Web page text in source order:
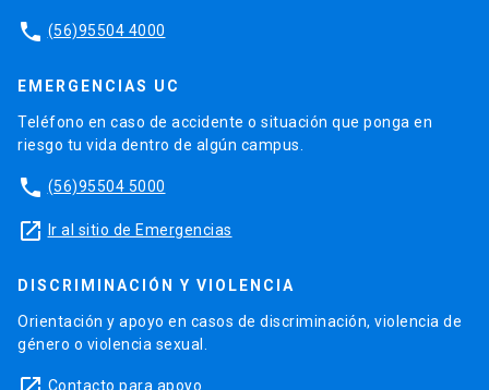
phone (56)95504 4000
EMERGENCIAS UC
Teléfono en caso de accidente o situación que ponga en
riesgo tu vida dentro de algún campus.
phone (56)95504 5000
launch Ir al sitio de Emergencias
DISCRIMINACIÓN Y VIOLENCIA
Orientación y apoyo en casos de discriminación, violencia de
género o violencia sexual.
Contacto para apoyo